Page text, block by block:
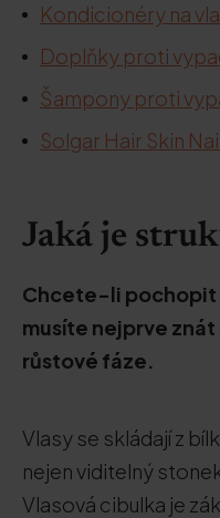
Kondicionéry na
Doplňky proti
Šampony proti
Solgar Hair Skin
Jaká je
Chcete-li pochopit
musíte nejprve
růstové fáze.
Vlasy se skládají z
nejen viditelný
Vlasová cibulka je